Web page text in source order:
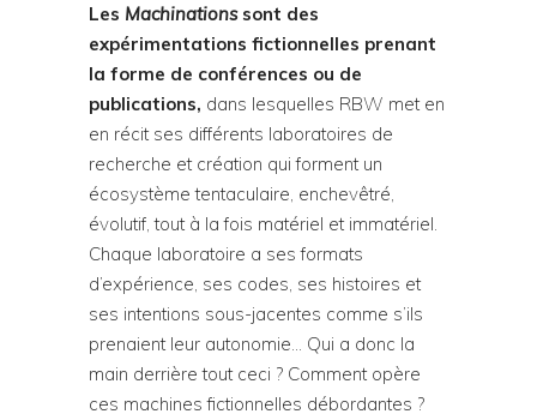
Les Machinationssont des
expérimentations fictionnelles prenant
la forme de conférences ou de
publications, dans lesquelles RBW met en
en récit ses différents laboratoires de
recherche et création qui forment un
écosystème tentaculaire, enchevêtré,
évolutif, tout à la fois matériel et immatériel.
Chaque laboratoire a ses formats
d’expérience, ses codes, ses histoires et
ses intentions sous-jacentes comme s’ils
prenaient leur autonomie… Qui a donc la
main derrière tout ceci ? Comment opère
ces machines fictionnelles débordantes ?